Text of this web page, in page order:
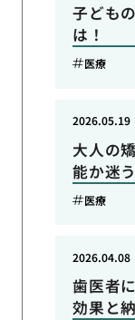
子ども
は！
医療
大人の
能か迷
2026.05.19
医療
歯医者
効果と
2026.04.08